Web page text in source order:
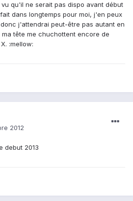
qu'il ne serait pas dispo avant début
dans longtemps pour moi, j'en peux
j'attendrai peut-être pas autant en
tête me chuchottent encore de
:mellow:
2012
debut 2013